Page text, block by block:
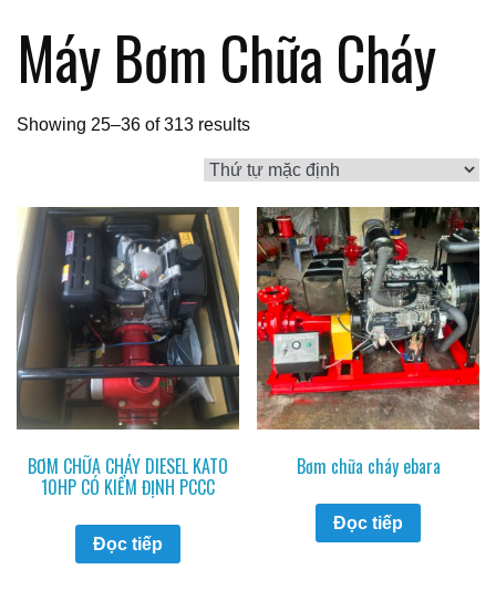
Máy Bơm Chữa Cháy
Showing 25–36 of 313 results
BƠM CHỮA CHÁY DIESEL KATO
10HP CÓ KIỂM ĐỊNH PCCC
Đọc tiếp
Bơm chữa cháy ebara
Đọc tiếp